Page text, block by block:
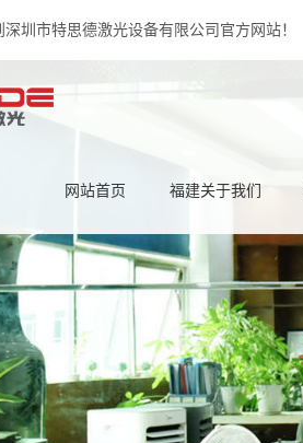
圳市特思德激光设备有限公司官方网站！
网站首页 福建关于我们